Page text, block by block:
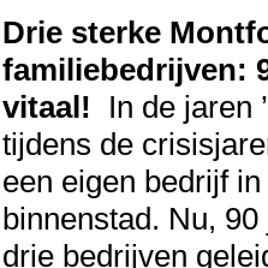
Drie sterke
familiebedrijven:
vitaal! In de jaren
tijdens de
een eigen bedrijf
binnenstad. Nu,
drie bedrijven